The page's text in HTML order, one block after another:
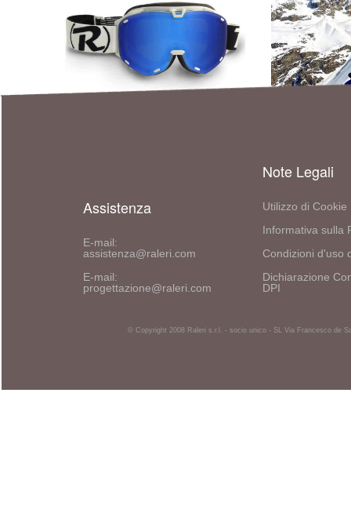
Assistenza
E-mail:
assistenza@raleri.com
E-mail:
progettazione@raleri.com
Note Legali
Utilizzo di Cookie
Informativa sulla
Condizioni d'uso
Dichiarazione
DPI
© Copyright 2008 Raleri s.r.l. - socio unico - SL Via Francesco de